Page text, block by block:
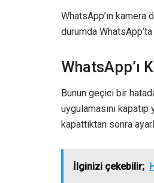
WhatsApp’ın
durumda
WhatsApp’ı
Bunun geçici bir
uygulamasını
kapattıktan sonra
İlginizi çekebilir;